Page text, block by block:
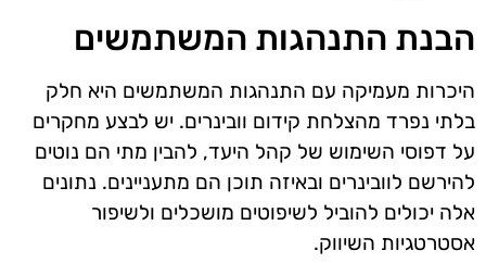
הבנת התנהגות המשתמשים
היכרות מעמיקה עם התנהגות המשתמשים היא חלק
בלתי נפרד מהצלחת קידום וובינרים. יש לבצע מחקרים
על דפוסי השימוש של קהל היעד, להבין מתי הם נוטים
להירשם לוובינרים ובאיזה תוכן הם מתעניינים. נתונים
אלה יכולים להוביל לשיפוטים מושכלים ולשיפור
אסטרטגיות השיווק.